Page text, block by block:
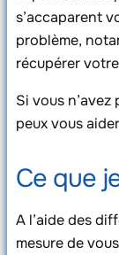
s’accaparent
problème,
récupérer
Si vous
peux vous
Ce que
A l’aide des
mesure de